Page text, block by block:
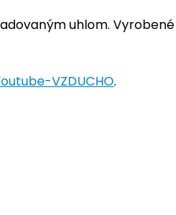
uhlom.
VZDUCHO.